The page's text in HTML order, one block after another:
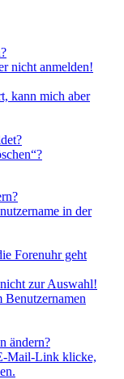
nicht anmelden!
kann mich aber
in der
Forenuhr geht
zur Auswahl!
Benutzernamen
ändern?
Mail-Link klicke,